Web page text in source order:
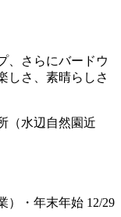
、さらにバードウ
しさ、素晴らしさ
（水辺自然園近
）・年末年始 12/29